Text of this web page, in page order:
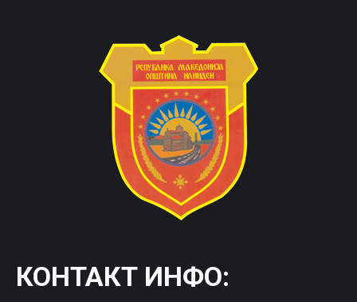
КОНТАКТ ИНФО: